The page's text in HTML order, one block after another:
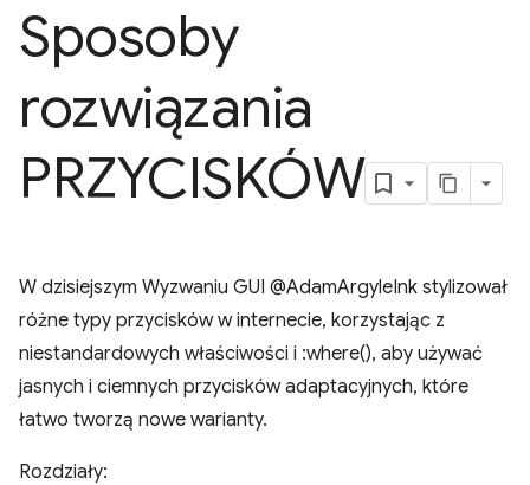
Sposoby
rozwiązania
PRZYCISKÓW
W dzisiejszym Wyzwaniu GUI @AdamArgyleInk stylizował
różne typy przycisków w internecie, korzystając z
niestandardowych właściwości i :where(), aby używać
jasnych i ciemnych przycisków adaptacyjnych, które
łatwo tworzą nowe warianty.
Rozdziały: